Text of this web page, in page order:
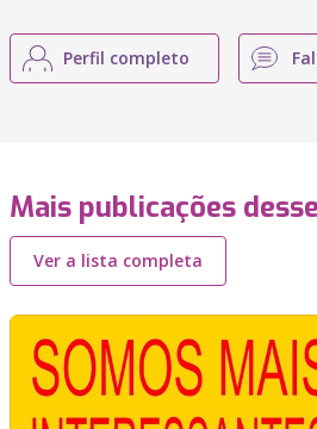
Perfil completo
Mais publicações
Ver a lista completa